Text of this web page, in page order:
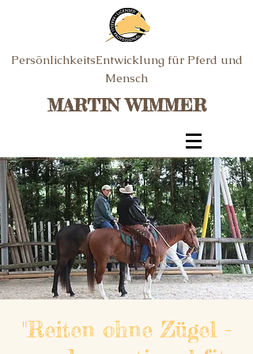
PersönlichkeitsEntwicklung für Pferd und
Mensch
MARTIN WIMMER
"Reiten ohne Zügel -